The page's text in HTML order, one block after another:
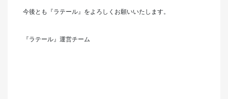
今後とも『ラテール』をよろしくお願いいたします。
『ラテール』運営チーム